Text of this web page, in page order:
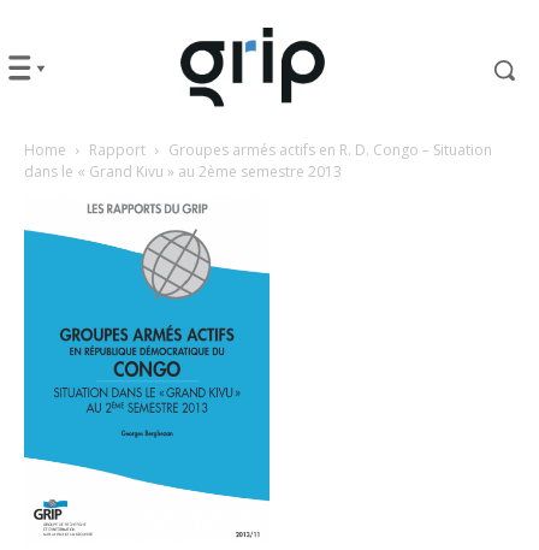
Home Rapport
Groupes armés actifs en R. D. Congo – Situation
dans le « Grand Kivu » au 2ème semestre 2013